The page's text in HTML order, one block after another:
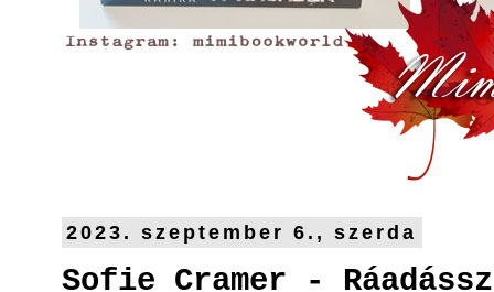
2023. szeptember 6., szerda
Sofie Cramer -